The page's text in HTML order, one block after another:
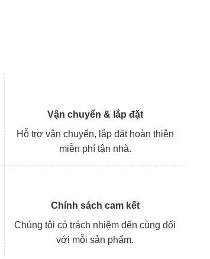
Vận chuyển & lắp đặt
Hỗ trợ vận chuyển, lắp đặt hoàn thiện
miễn phí tận nhà.
Chính sách cam kết
Chúng tôi có trách nhiệm đến cùng đối
với mỗi sản phẩm.